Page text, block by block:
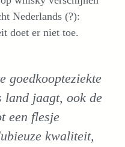
Nederlands (?):
doet er niet toe.
goedkoopteziekte
land jaagt, ook de
een flesje
kwaliteit,